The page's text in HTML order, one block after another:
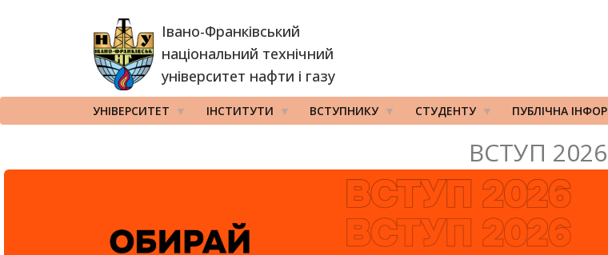
Івано-Франківський
національний технічний
університет нафти і газу
УНІВЕРСИТЕТ ІНСТИТУТИ ВСТУПНИКУ СТУДЕНТУ ПУБЛІЧНА
ВСТУП 2026